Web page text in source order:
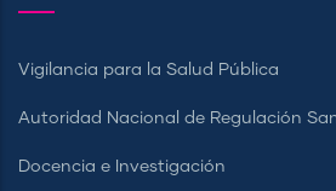
Vigilancia para la Salud Pública
Autoridad Nacional de Regulación
Docencia e Investigación